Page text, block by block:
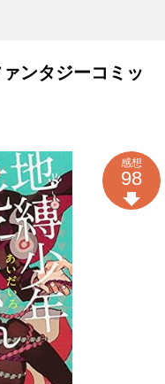
ンタジーコミッ
感想
98